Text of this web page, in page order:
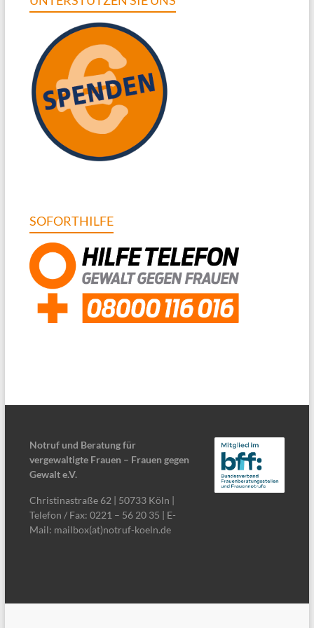
SOFORTHILFE
Notruf und Beratung für
vergewaltigte Frauen – Frauen gegen
Gewalt e.V.
Christinastraße 62 | 50733 Köln |
Telefon / Fax: 0221 – 56 20 35 | E-
Mail: mailbox(at)notruf-koeln.de